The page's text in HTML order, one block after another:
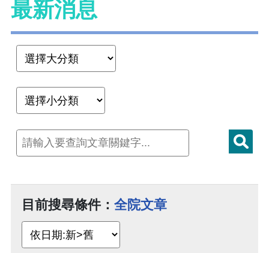
最新消息
目前搜尋條件： 全院文章